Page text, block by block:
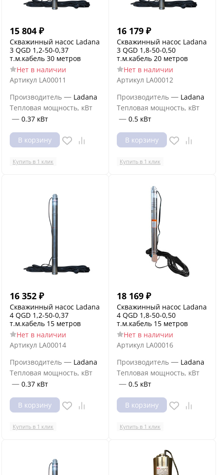
15 804 ₽
Скважинный насос Ladana
3 QGD 1,2-50-0,37
т.м.кабель 30 метров
Нет в наличии
Артикул LA00011
Производитель — Ladana
Тепловая мощность, кВт
— 0.37 кВт
В корзину
Купить в 1 клик
16 179 ₽
Скважинный насос Ladana
3 QGD 1,8-50-0,50
т.м.кабель 20 метров
Нет в наличии
Артикул LA00012
Производитель — Ladana
Тепловая мощность, кВт
— 0.5 кВт
В корзину
Купить в 1 клик
16 352 ₽
Скважинный насос Ladana
4 QGD 1,2-50-0,37
т.м.кабель 15 метров
Нет в наличии
Артикул LA00014
Производитель — Ladana
Тепловая мощность, кВт
— 0.37 кВт
В корзину
Купить в 1 клик
18 169 ₽
Скважинный насос Ladana
4 QGD 1,8-50-0,50
т.м.кабель 15 метров
Нет в наличии
Артикул LA00016
Производитель — Ladana
Тепловая мощность, кВт
— 0.5 кВт
В корзину
Купить в 1 клик